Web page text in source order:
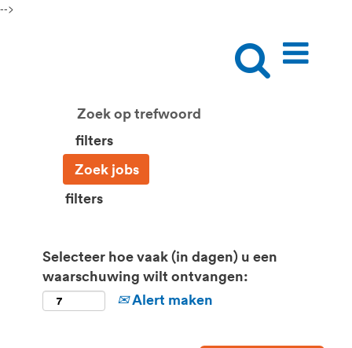
-->
filters
filters
Selecteer hoe vaak (in dagen) u een
waarschuwing wilt ontvangen:
Alert maken